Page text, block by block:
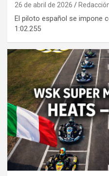
26 de abril de 2026
El piloto español se impone
1:02.255